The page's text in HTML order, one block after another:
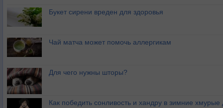
Букет сирени вреден для здоровья
Чай матча может помочь аллергикам
Для чего нужны шторы?
Как победить сонливость и хандру в зимние хмурые